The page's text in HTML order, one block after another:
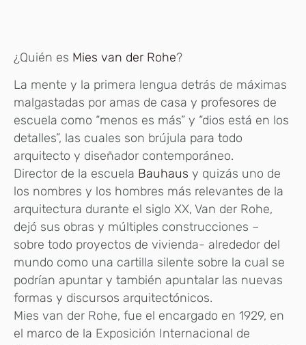
¿Quién es Mies van der Rohe?
La mente y la primera lengua detrás de máximas
malgastadas por amas de casa y profesores de
escuela como “menos es más” y “dios está en los
detalles”, las cuales son brújula para todo
arquitecto y diseñador contemporáneo.
Director de la escuela Bauhaus y quizás uno de
los nombres y los hombres más relevantes de la
arquitectura durante el siglo XX, Van der Rohe,
dejó sus obras y múltiples construcciones –
sobre todo proyectos de vivienda- alrededor del
mundo como una cartilla silente sobre la cual se
podrían apuntar y también apuntalar las nuevas
formas y discursos arquitectónicos.
Mies van der Rohe, fue el encargado en 1929, en
el marco de la Exposición Internacional de